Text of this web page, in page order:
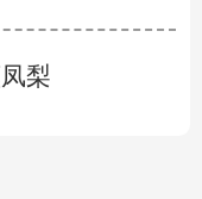
梨